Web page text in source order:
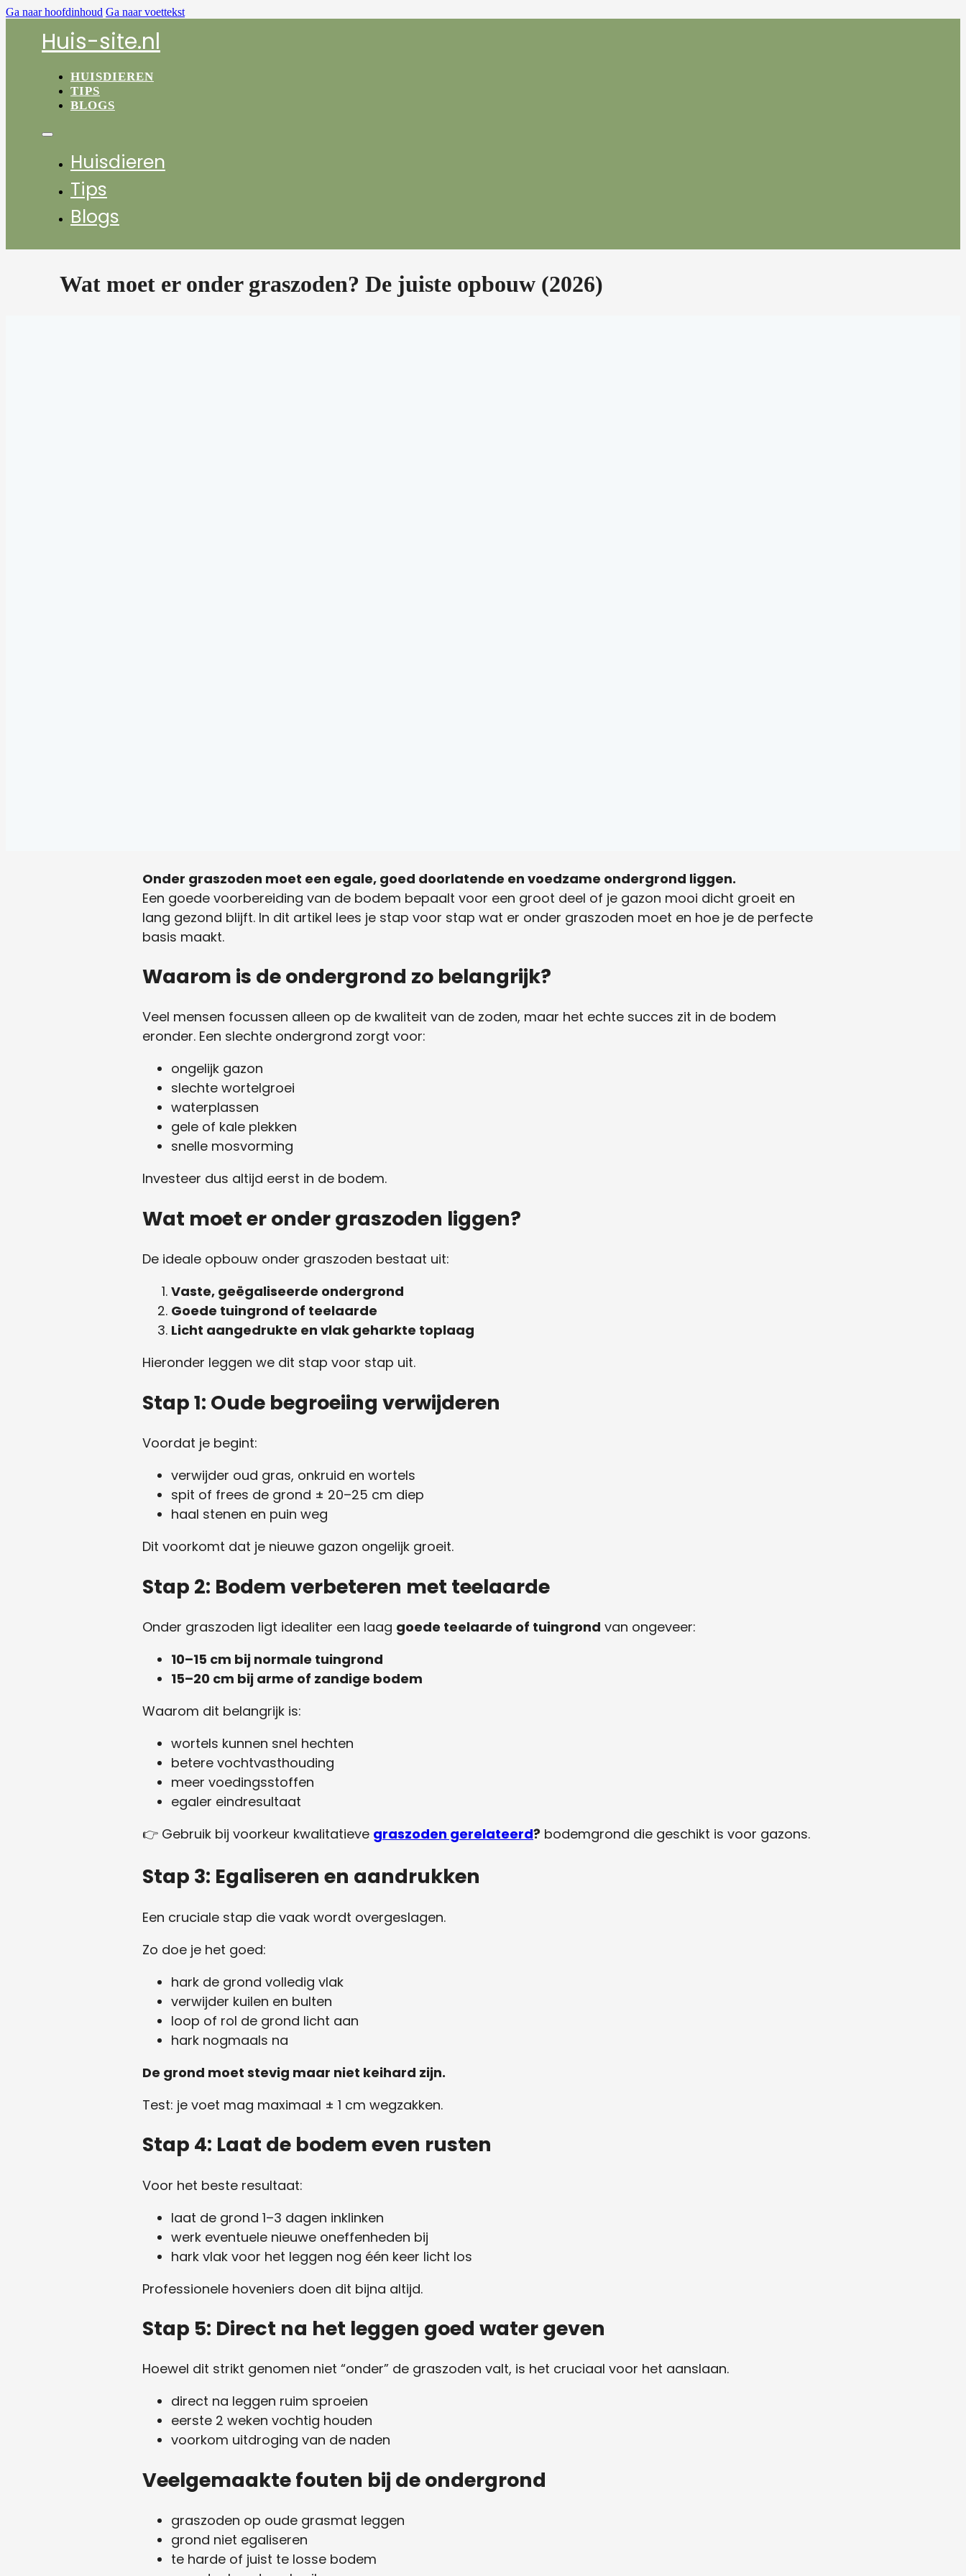
Ga naar hoofdinhoud Ga naar voettekst
Huis-site.nl
HUISDIEREN
TIPS
BLOGS
Huisdieren
Tips
Blogs
Wat moet er onder graszoden? De juiste opbouw (2026)
Onder graszoden moet een egale, goed doorlatende en voedzame ondergrond liggen.
Een goede voorbereiding van de bodem bepaalt voor een groot deel of je gazon mooi dicht groeit en
lang gezond blijft. In dit artikel lees je stap voor stap wat er onder graszoden moet en hoe je de perfecte
basis maakt.
Waarom is de ondergrond zo belangrijk?
Veel mensen focussen alleen op de kwaliteit van de zoden, maar het echte succes zit in de bodem
eronder. Een slechte ondergrond zorgt voor:
ongelijk gazon
slechte wortelgroei
waterplassen
gele of kale plekken
snelle mosvorming
Investeer dus altijd eerst in de bodem.
Wat moet er onder graszoden liggen?
De ideale opbouw onder graszoden bestaat uit:
Vaste, geëgaliseerde ondergrond
Goede tuingrond of teelaarde
Licht aangedrukte en vlak geharkte toplaag
Hieronder leggen we dit stap voor stap uit.
Stap 1: Oude begroeiing verwijderen
Voordat je begint:
verwijder oud gras, onkruid en wortels
spit of frees de grond ± 20–25 cm diep
haal stenen en puin weg
Dit voorkomt dat je nieuwe gazon ongelijk groeit.
Stap 2: Bodem verbeteren met teelaarde
Onder graszoden ligt idealiter een laag goede teelaarde of tuingrond van ongeveer:
10–15 cm bij normale tuingrond
15–20 cm bij arme of zandige bodem
Waarom dit belangrijk is:
wortels kunnen snel hechten
betere vochtvasthouding
meer voedingsstoffen
egaler eindresultaat
👉 Gebruik bij voorkeur kwalitatieve graszoden gerelateerd? bodemgrond die geschikt is voor gazons.
Stap 3: Egaliseren en aandrukken
Een cruciale stap die vaak wordt overgeslagen.
Zo doe je het goed:
hark de grond volledig vlak
verwijder kuilen en bulten
loop of rol de grond licht aan
hark nogmaals na
De grond moet stevig maar niet keihard zijn.
Test: je voet mag maximaal ± 1 cm wegzakken.
Stap 4: Laat de bodem even rusten
Voor het beste resultaat:
laat de grond 1–3 dagen inklinken
werk eventuele nieuwe oneffenheden bij
hark vlak voor het leggen nog één keer licht los
Professionele hoveniers doen dit bijna altijd.
Stap 5: Direct na het leggen goed water geven
Hoewel dit strikt genomen niet “onder” de graszoden valt, is het cruciaal voor het aanslaan.
direct na leggen ruim sproeien
eerste 2 weken vochtig houden
voorkom uitdroging van de naden
Veelgemaakte fouten bij de ondergrond
graszoden op oude grasmat leggen
grond niet egaliseren
te harde of juist te losse bodem